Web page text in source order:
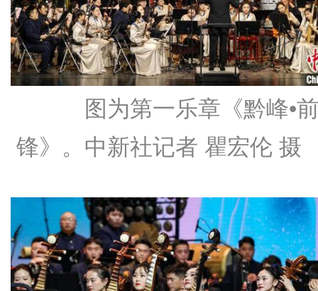
图为第一乐章《黔峰•
锋》。中新社记者 瞿宏伦 摄